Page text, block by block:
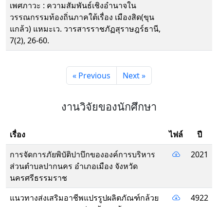
เพศภาวะ : ความสัมพันธ์เชิงอำนาจใน
วรรณกรรมท้องถิ่นภาคใต้เรื่อง เมืองสิด(ขุน
แกล้ว) แหมะเว. วารสารราชภัฏสุราษฎร์ธานี,
7(2), 26-60.
« Previous Next »
งานวิจัยของนักศึกษา
เรื่อง ไฟล์
ปี
การจัดการภัยพิบัติปาบึกขององค์การบริหาร
ส่วนตําบลปากนคร อําเภอเมือง จังหวัด
นครศรีธรรมราช
2021
แนวทางส่งเสริมอาชีพแปรรูปผลิตภัณฑ์กล้วย
4922